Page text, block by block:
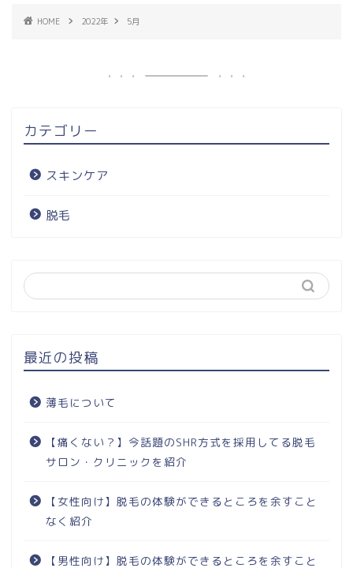
HOME 2022年 5月
カテゴリー
スキンケア
脱毛
最近の投稿
薄毛について
【痛くない？】今話題のSHR方式を採用してる脱毛
サロン・クリニックを紹介
【女性向け】脱毛の体験ができるところを余すこと
なく紹介
【男性向け】脱毛の体験ができるところを余すこと